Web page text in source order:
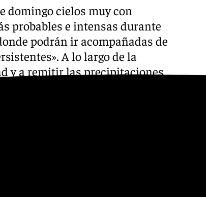
domingo cielos muy con
probables e intensas durante
podrán ir acompañadas de
A lo largo de la
y a remitir las precipitaciones,
oriental. Asimismo, se prevé
final del día.
cambios o irán en
en las máximas de la